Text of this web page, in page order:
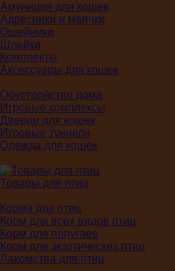
Амуниция для кошек
Адресники и маячки
Ошейники
Шлейки
Комплекты
Аксессуары для кошек
Обустройство дома
Игровые комплексы
Дверци для кошек
Игровые туннели
Одежда для кошек
Товары для птиц
Корма для птиц
Корм для всех видов птиц
Корм для попугаев
Корм для экзотических птиц
Лакомства для птиц